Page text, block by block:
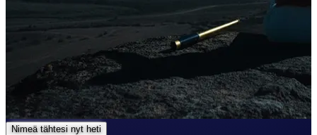
Nimeä tähtesi nyt heti